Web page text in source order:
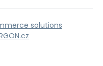
solutions